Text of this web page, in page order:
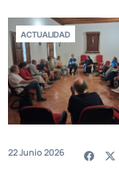
ACTUALIDAD
22 Junio 2026